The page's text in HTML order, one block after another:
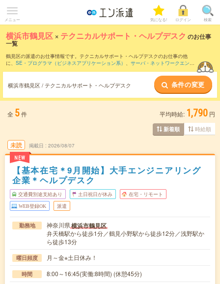
メニュー 気になる! ログイン 検索
横浜市鶴見区 × テクニカルサポート・ヘルプデスク のお仕事
一覧
鶴見区の派遣のお仕事情報です。テクニカルサポート・ヘルプデスクのお仕事の他
に、 SE・プログラマ（ビジネスアプリケーション系） 、 サーバ・ネットワークエンジ
などのこだわり条件で絞り込んでいただけます。職種辞典：テクニカルサポ
ート・ヘルプデスクのお仕事とは？とは？
横浜市鶴見区 / テクニカルサポート・ヘルプデスク 条件の変更
全 5件 平均時給: 1,790 円
新着順 時給順
未読
NEW
掲載日 2026/08/07
【基本在宅＊9月開始】大手エンジニアリング
企業＊ヘルプデスク
交通費別途支給あり 土日祝日が休み 在宅・リモート
WEB登録OK 派遣
勤務地 神奈川県横浜市鶴見区
弁天橋駅から徒歩1分／鶴見小野駅から徒歩12分／浅野駅か
ら徒歩13分
曜日頻度 月～金※土日休み！
時間 8:00～16:45(実働:8時間) (休憩45分)